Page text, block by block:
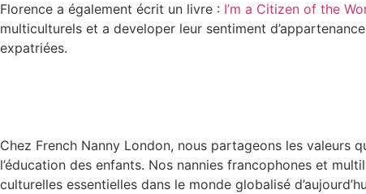
Florence a également écrit un livre : I’m a Citizen of the
multiculturels et a developer leur sentiment
expatriées​.
Chez French Nanny London, nous partageons les valeurs
l’éducation des enfants. Nos nannies francophones et
culturelles essentielles dans le monde globalisé